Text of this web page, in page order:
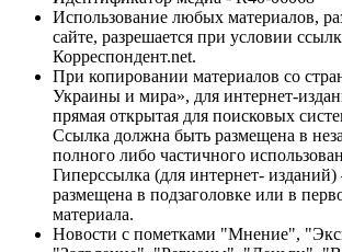
Использование любых материалов,
сайте, разрешается при условии
Корреспондент.net.
При копировании материалов со
Украины и мира», для интернет-
прямая открытая для поисковых
Ссылка должна быть размещена в
полного либо частичного
Гиперссылка (для интернет-
размещена в подзаголовке или в
материала.
Новости с пометками "Мнение",